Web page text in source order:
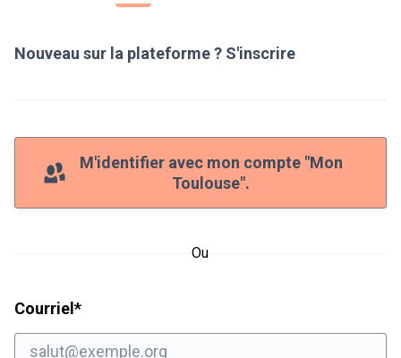
Nouveau sur la plateforme ? S'inscrire
M'identifier avec mon compte "Mon
Toulouse".
Ou
Courriel *Champ obligatoire